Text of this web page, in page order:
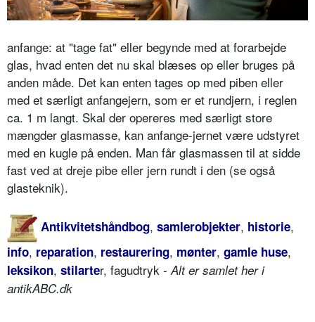
anfange: at "tage fat" eller begynde med at forarbejde
glas, hvad enten det nu skal blæses op eller bruges på
anden måde. Det kan enten tages op med piben eller
med et særligt anfangejern, som er et rundjern, i reglen
ca. 1 m langt. Skal der opereres med særligt store
mængder glasmasse, kan anfange-jernet være udstyret
med en kugle på enden. Man får glasmassen til at sidde
fast ved at dreje pibe eller jern rundt i den (se også
glasteknik).
Antikvitetshåndbog, samlerobjekter, historie,
info, reparation, restaurering, mønter, gamle huse,
leksikon, stilarter, fagudtryk -Alt er samlet her i
antikABC.dk